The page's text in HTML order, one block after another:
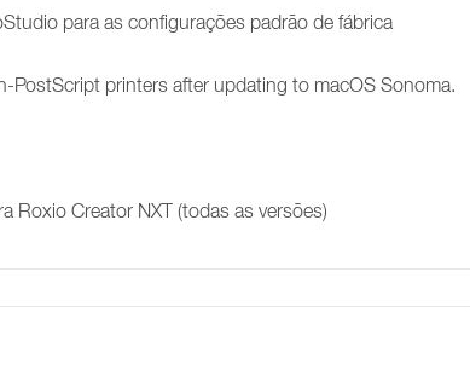
para as configurações padrão de fábrica
PostScript printers after updating to macOS Sonoma.
Roxio Creator NXT (todas as versões)